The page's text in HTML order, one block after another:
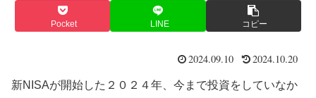
Pocket LINE コピー
2024.09.10 2024.10.20
新NISAが開始した２０２４年、今まで投資をしていなか